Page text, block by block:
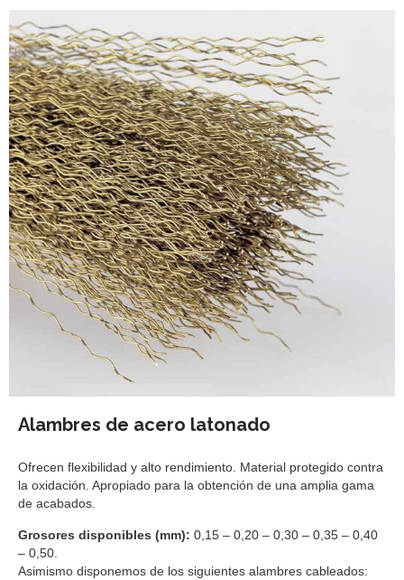
Alambres de acero latonado
Ofrecen flexibilidad y alto rendimiento. Material protegido contra
la oxidación. Apropiado para la obtención de una amplia gama
de acabados.
Grosores disponibles (mm): 0,15 – 0,20 – 0,30 – 0,35 – 0,40
– 0,50.
Asimismo disponemos de los siguientes alambres cableados: